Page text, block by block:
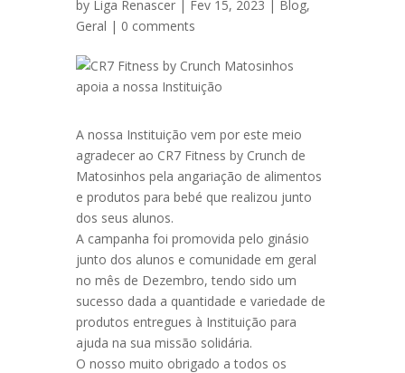
by Liga Renascer | Fev 15, 2023 | Blog,
Geral | 0 comments
A nossa Instituição vem por este meio
agradecer ao CR7 Fitness by Crunch de
Matosinhos pela angariação de alimentos
e produtos para bebé que realizou junto
dos seus alunos.
A campanha foi promovida pelo ginásio
junto dos alunos e comunidade em geral
no mês de Dezembro, tendo sido um
sucesso dada a quantidade e variedade de
produtos entregues à Instituição para
ajuda na sua missão solidária.
O nosso muito obrigado a todos os